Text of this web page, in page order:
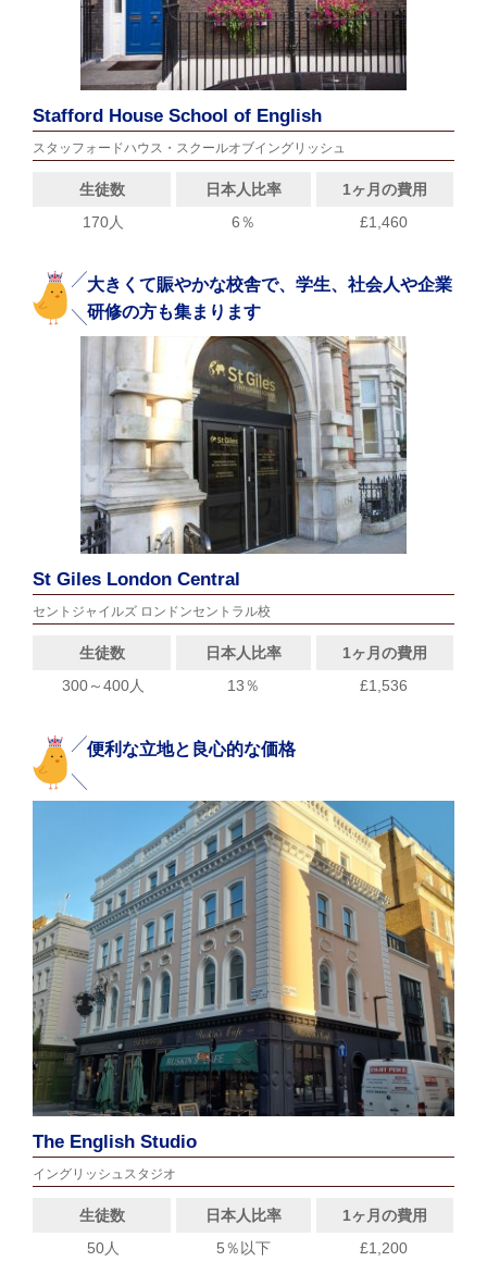
Stafford House School of English
スタッフォードハウス・スクールオブイングリッシュ
生徒数 日本人比率
1ヶ月の費用
170人
6％ £1,460
大きくて賑やかな校舎で、学生、社会人や企業
研修の方も集まります
St Giles London Central
セントジャイルズ ロンドンセントラル校
生徒数 日本人比率
1ヶ月の費用
300～400人
13％ £1,536
便利な立地と良心的な価格
The English Studio
イングリッシュスタジオ
生徒数 日本人比率
1ヶ月の費用
50人
5％以下 £1,200